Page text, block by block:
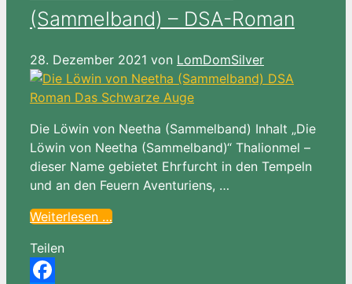
(Sammelband) – DSA-Roman
28. Dezember 2021 von LomDomSilver
Die Löwin von Neetha (Sammelband) Inhalt „Die
Löwin von Neetha (Sammelband)“ Thalionmel –
dieser Name gebietet Ehrfurcht in den Tempeln
und an den Feuern Aventuriens, …
Weiterlesen …
Teilen